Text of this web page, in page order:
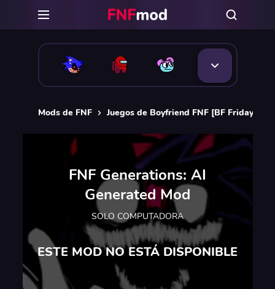
Mods de FNF Juegos de Boyfriend FNF [BF Friday
FNF Generations: AI
Generated Mod
SOLO COMPUTADORA
ESTE MOD NO ESTÁ DISPONIBLE